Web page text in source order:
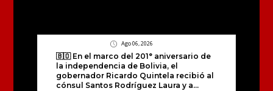
Ago 06, 2026
🇧🇴 En el marco del 201° aniversario de
la independencia de Bolivia, el
gobernador Ricardo Quintela recibió al
cónsul Santos Rodríguez Laura y a...